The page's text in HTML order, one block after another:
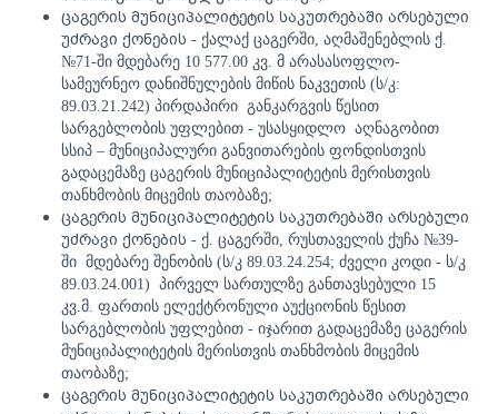
ცაგერის მუნიციპალიტეტის საკუთრებაში არსებული
უძრავი ქონების - ქალაქ ცაგერში, აღმაშენებლის ქ.
№71-ში მდებარე 10 577.00 კვ. მ არასასოფლო-
სამეურნეო დანიშნულების მიწის ნაკვეთის (ს/კ:
89.03.21.242) პირდაპირი განკარგვის წესით
სარგებლობის უფლებით - უსასყიდლო აღნაგობით
სსიპ – მუნიციპალური განვითარების ფონდისთვის
გადაცემაზე ცაგერის მუნიციპალიტეტის მერისთვის
თანხმობის მიცემის თაობაზე;
ცაგერის მუნიციპალიტეტის საკუთრებაში არსებული
უძრავი ქონების - ქ. ცაგერში, რუსთაველის ქუჩა №39-
ში მდებარე შენობის (ს/კ 89.03.24.254; ძველი კოდი - ს/კ
89.03.24.001) პირველ სართულზე განთავსებული 15
კვ.მ. ფართის ელექტრონული აუქციონის წესით
სარგებლობის უფლებით - იჯარით გადაცემაზე ცაგერის
მუნიციპალიტეტის მერისთვის თანხმობის მიცემის
თაობაზე;
ცაგერის მუნიციპალიტეტის საკუთრებაში არსებული